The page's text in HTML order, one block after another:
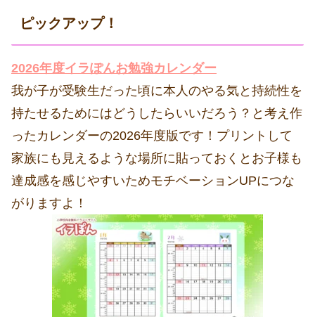
ピックアップ！
2026年度イラぽんお勉強カレンダー
我が子が受験生だった頃に本人のやる気と持続性を
持たせるためにはどうしたらいいだろう？と考え作
ったカレンダーの2026年度版です！プリントして
家族にも見えるような場所に貼っておくとお子様も
達成感を感じやすいためモチベーションUPにつな
がりますよ！